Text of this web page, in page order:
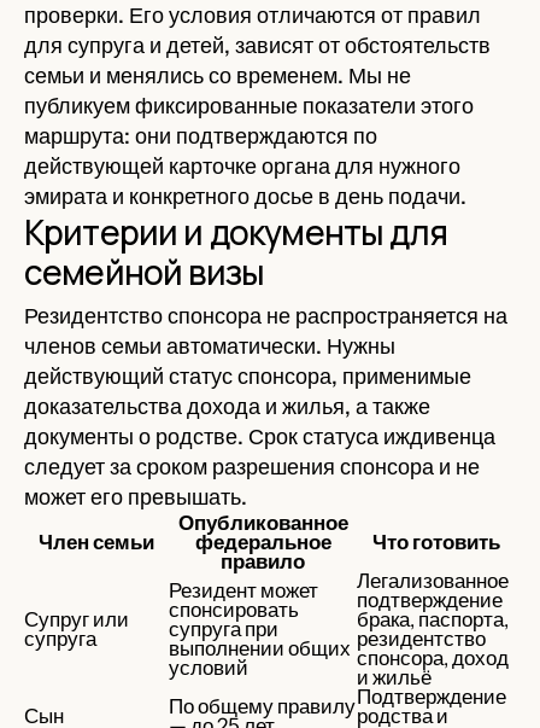
проверки. Его условия отличаются от правил
для супруга и детей, зависят от обстоятельств
семьи и менялись со временем. Мы не
публикуем фиксированные показатели этого
маршрута: они подтверждаются по
действующей карточке органа для нужного
эмирата и конкретного досье в день подачи.
Критерии и документы для
семейной визы
Резидентство спонсора не распространяется на
членов семьи автоматически. Нужны
действующий статус спонсора, применимые
доказательства дохода и жилья, а также
документы о родстве. Срок статуса иждивенца
следует за сроком разрешения спонсора и не
может его превышать.
Член семьи
Опубликованное
федеральное
правило
Что готовить
Супруг или
супруга
Резидент может
спонсировать
супруга при
выполнении общих
условий
Легализованное
подтверждение
брака, паспорта,
резидентство
спонсора, доход
и жильё
Сын
По общему правилуПодтверждение
родства и